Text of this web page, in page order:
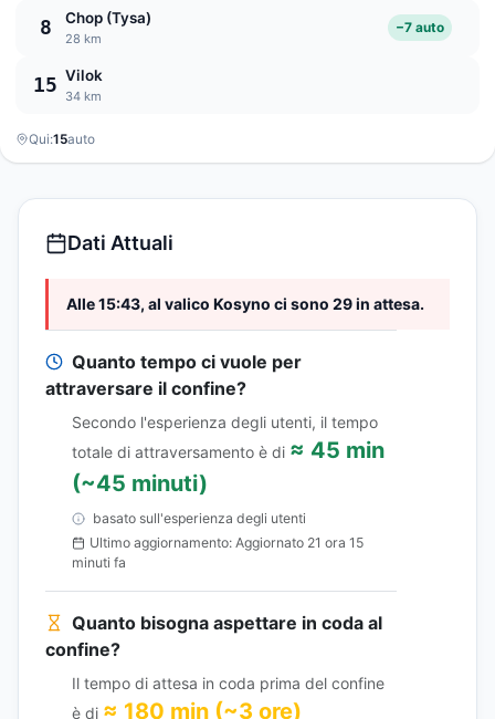
8 Chop (Tysa)
28 km
−7 auto
15 Vilok
34 km
Qui:15auto
Dati Attuali
Alle 15:43, al valico Kosyno ci sono 29 in attesa.
Quanto tempo ci vuole per
attraversare il confine?
Secondo l'esperienza degli utenti, il tempo
totale di attraversamento è di ≈ 45 min
(~45 minuti)
basato sull'esperienza degli utenti
Ultimo aggiornamento: Aggiornato 21 ora 15
minuti fa
Quanto bisogna aspettare in coda al
confine?
Il tempo di attesa in coda prima del confine
è di ≈ 180 min (~3 ore)